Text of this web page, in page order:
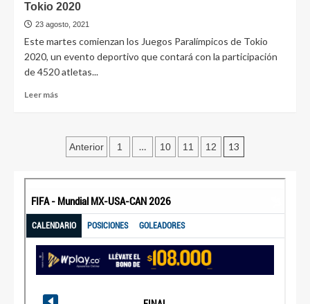
Tokio 2020
23 agosto, 2021
Este martes comienzan los Juegos Paralímpicos de Tokio
2020, un evento deportivo que contará con la participación
de 4520 atletas...
Leer más
Anterior 1 … 10 11 12 13